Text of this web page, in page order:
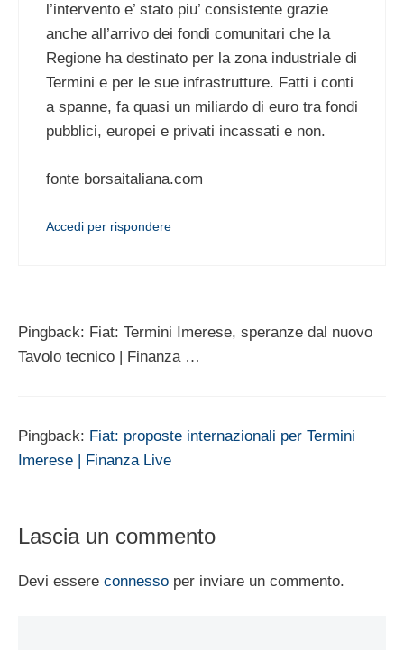
l’intervento e’ stato piu’ consistente grazie
anche all’arrivo dei fondi comunitari che la
Regione ha destinato per la zona industriale di
Termini e per le sue infrastrutture. Fatti i conti
a spanne, fa quasi un miliardo di euro tra fondi
pubblici, europei e privati incassati e non.
fonte borsaitaliana.com
Accedi per rispondere
Pingback: Fiat: Termini Imerese, speranze dal nuovo
Tavolo tecnico | Finanza …
Pingback: Fiat: proposte internazionali per Termini
Imerese | Finanza Live
Lascia un commento
Devi essere connesso per inviare un commento.